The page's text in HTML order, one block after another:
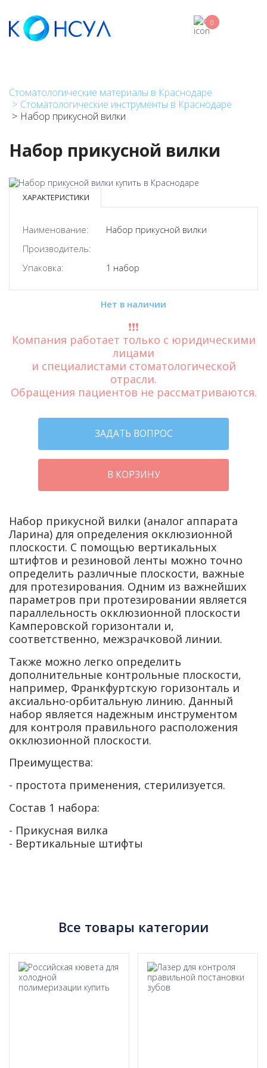
основному
содержанию
0
Стоматологические материалы в Краснодаре
Стоматологические инструменты в Краснодаре
Набор прикусной вилки
Набор прикусной вилки
ХАРАКТЕРИСТИКИ
Наименование:
Набор прикусной вилки
Производитель:
Упаковка:
1 набор
Нет в наличии
❗️❗️❗️
Компания работает только с юридическими
лицами
и специалистами стоматологической
отрасли.
Обращения пациентов не рассматриваются.
ЗАДАТЬ ВОПРОС
В КОРЗИНУ
Набор прикусной вилки (аналог аппарата
Ларина) для определения окклюзионной
плоскости. С помощью вертикальных
штифтов и резиновой ленты можно точно
определить различные плоскости, важные
для протезирования. Одним из важнейших
параметров при протезировании является
параллельность окклюзионной плоскости
Камперовской горизонтали и,
соответственно, межзрачковой линии.
Также можно легко определить
дополнительные контрольные плоскости,
например, Франкфуртскую горизонталь и
аксиально-орбитальную линию. Данный
набор является надежным инструментом
для контроля правильного расположения
окклюзионной плоскости.
Преимущества:
- простота применения, стерилизуется.
Состав 1 набора:
- Прикусная вилка
- Вертикальные штифты
Все товары категории